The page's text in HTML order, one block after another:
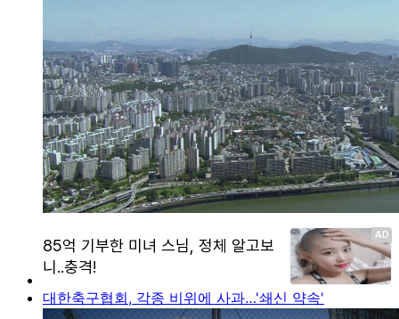
대한축구협회, 각종 비위에 사과…'쇄신 약속'